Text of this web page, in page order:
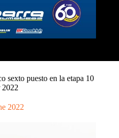
sexto puesto en la etapa 10
2022